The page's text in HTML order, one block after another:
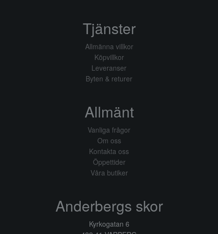
Tjänster
Allmänna villkor
Köpvillkor
Leveranser
Byten & returer
Allmänt
Vanliga frågor
Om oss
Kontakta oss
Öppettider
Våra butiker
Anderbergs skor
Kyrkogatan 6